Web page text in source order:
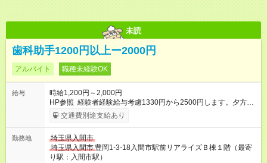
未読
歯科助手1200円以上ー2000円
アルバイト 職種未経験OK
給与
時給1,200円～2,000円
HP参照 経験者経験給与考慮1330円から2500円します。夕方午
後出れる方 19時まで働ける方 土曜日働ける方歓迎 【試用期
間】試用期間あり 試用期間の長さ：6ヶ月 雇用形態、給与は本
交通費別途支給あり
勤務地
埼玉県入間市
埼玉県入間市 豊岡1-3-18入間市駅前リアライズＢ棟１階（最寄
り駅：入間市駅）